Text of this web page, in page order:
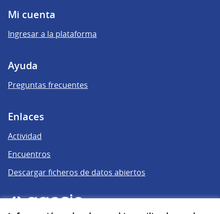
Mi cuenta
Ingresar a la plataforma
Ayuda
Preguntas frecuentes
Enlaces
Actividad
Encuentros
Descargar ficheros de datos abiertos